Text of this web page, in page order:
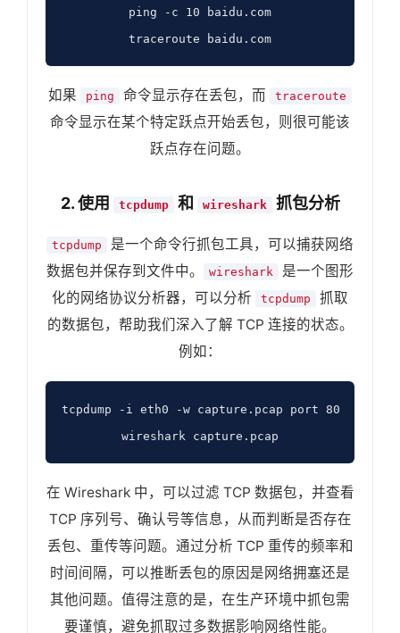
ping -c 10 baidu.com
traceroute baidu.com
如果 ping 命令显示存在丢包，而 traceroute
命令显示在某个特定跃点开始丢包，则很可能该
跃点存在问题。
2. 使用 tcpdump 和 wireshark 抓包分析
tcpdump
是一个命令行抓包工具，可以捕获网络
数据包并保存到文件中。
wireshark
是一个图形
化的网络协议分析器，可以分析
tcpdump
抓取
的数据包，帮助我们深入了解 TCP 连接的状态。
例如：
tcpdump -i eth0 -w capture.pcap port 80  # 抓取
wireshark capture.pcap
在 Wireshark 中，可以过滤 TCP 数据包，并查看
TCP 序列号、确认号等信息，从而判断是否存在
丢包、重传等问题。通过分析 TCP 重传的频率和
时间间隔，可以推断丢包的原因是网络拥塞还是
其他问题。值得注意的是，在生产环境中抓包需
要谨慎，避免抓取过多数据影响网络性能。